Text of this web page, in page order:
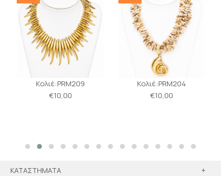
Κολιέ:PRM209
€10,00
Κολιέ:PRM204
€10,00
ΚΑΤΑΣΤΗΜΑΤΑ +